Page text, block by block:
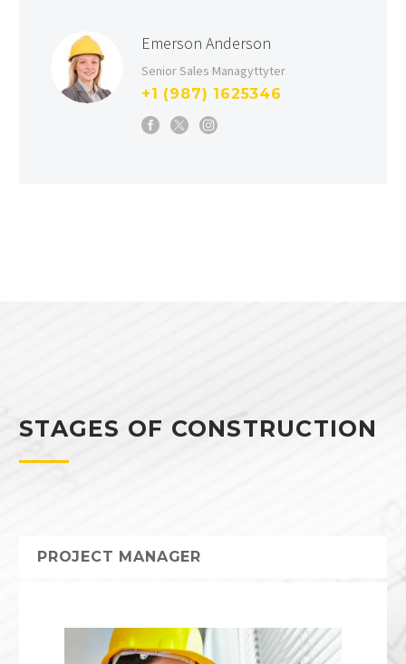
Emerson Anderson
Senior Sales Managyttyter
+1 (987) 1625346
STAGES OF CONSTRUCTION
PROJECT MANAGER